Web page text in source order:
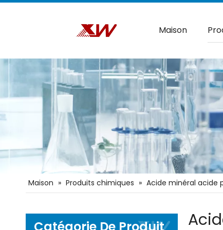
Maison
Maison » Produits chimiques » Acide minéral acide